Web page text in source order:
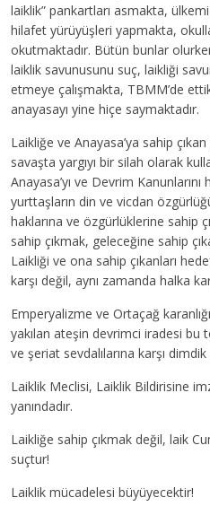
laiklik” pankartları asmakta,
hilafet yürüyüşleri yapmakta,
okutmaktadır. Bütün bunlar
laiklik savunusunu suç, laikliği
etmeye çalışmakta, TBMM’de
anayasayı yine hiçe saymaktadır.
Laikliğe ve Anayasa’ya sahip
savaşta yargıyı bir silah olarak
Anayasa’yı ve Devrim Kanunlarını
yurttaşların din ve vicdan
haklarına ve özgürlüklerine sahip
sahip çıkmak, geleceğine sahip
Laikliği ve ona sahip çıkanları
karşı değil, aynı zamanda halka
Emperyalizme ve Ortaçağ
yakılan ateşin devrimci iradesi bu
ve şeriat sevdalılarına karşı dimdik
Laiklik Meclisi, Laiklik Bildirisine
yanındadır.
Laikliğe sahip çıkmak değil, laik
suçtur!
Laiklik mücadelesi büyüyecektir!